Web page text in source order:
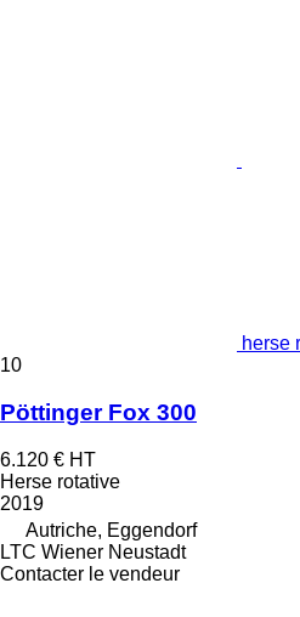
herse
10
Pöttinger Fox 300
6.120 € HT
Herse rotative
2019
Autriche, Eggendorf
LTC Wiener Neustadt
Contacter le vendeur